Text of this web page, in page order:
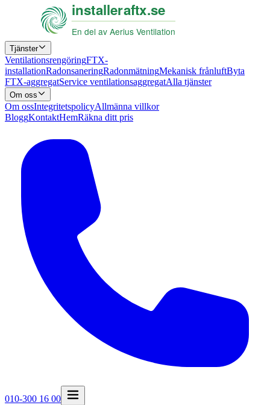
Tjänster
VentilationsrengöringFTX-
installationRadonsaneringRadonmätningMekanisk frånluftByta
FTX-aggregatService ventilationsaggregatAlla tjänster
Om oss
Om ossIntegritetspolicyAllmänna villkor
BloggKontaktHemRäkna ditt pris
010-300 16 00